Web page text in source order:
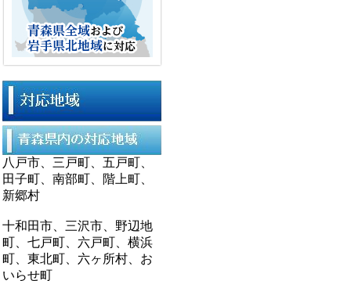
八戸市、三戸町、五戸町、
田子町、南部町、階上町、
新郷村
十和田市、三沢市、野辺地
町、七戸町、六戸町、横浜
町、東北町、六ヶ所村、お
いらせ町